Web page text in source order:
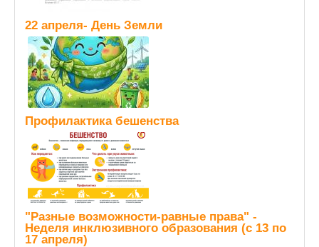
22 апреля- День Земли
Профилактика бешенства
"Разные возможности-равные права" -
Неделя инклюзивного образования (с 13 по
17 апреля)